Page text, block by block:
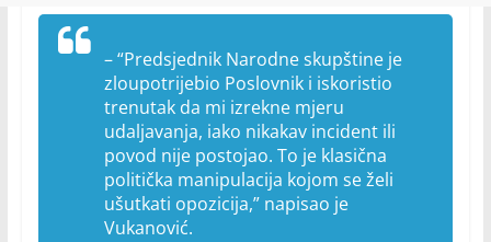
–“Predsjednik Narodne skupštine je
zloupotrijebio Poslovnik i iskoristio
trenutak da mi izrekne mjeru
udaljavanja, iako nikakav incident ili
povod nije postojao. To je klasična
politička manipulacija kojom se želi
ušutkati opozicija,”napisao je
Vukanović.